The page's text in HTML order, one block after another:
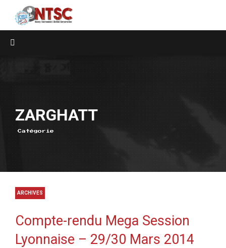
ZARGHATT
Catégorie
ARCHIVES
Compte-rendu Mega Session
Lyonnaise – 29/30 Mars 2014